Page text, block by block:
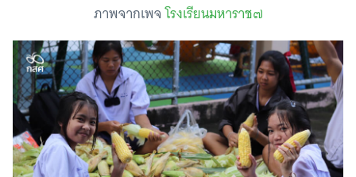
Search
for:
ภาพจากเพจโรงเรียนมหาราช๗